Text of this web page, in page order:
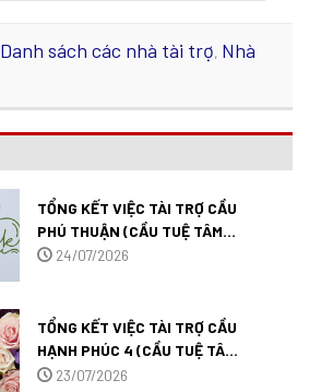
Danh sách các nhà tài trợ, Nhà
TỔNG KẾT VIỆC TÀI TRỢ CẦU
PHÚ THUẬN (CẦU TUỆ TÂM
526) TẠI VĨNH LONG.
24/07/2026
TỔNG KẾT VIỆC TÀI TRỢ CẦU
HẠNH PHÚC 4 (CẦU TUỆ TÂM
525) TẠI CẦN THƠ.
23/07/2026